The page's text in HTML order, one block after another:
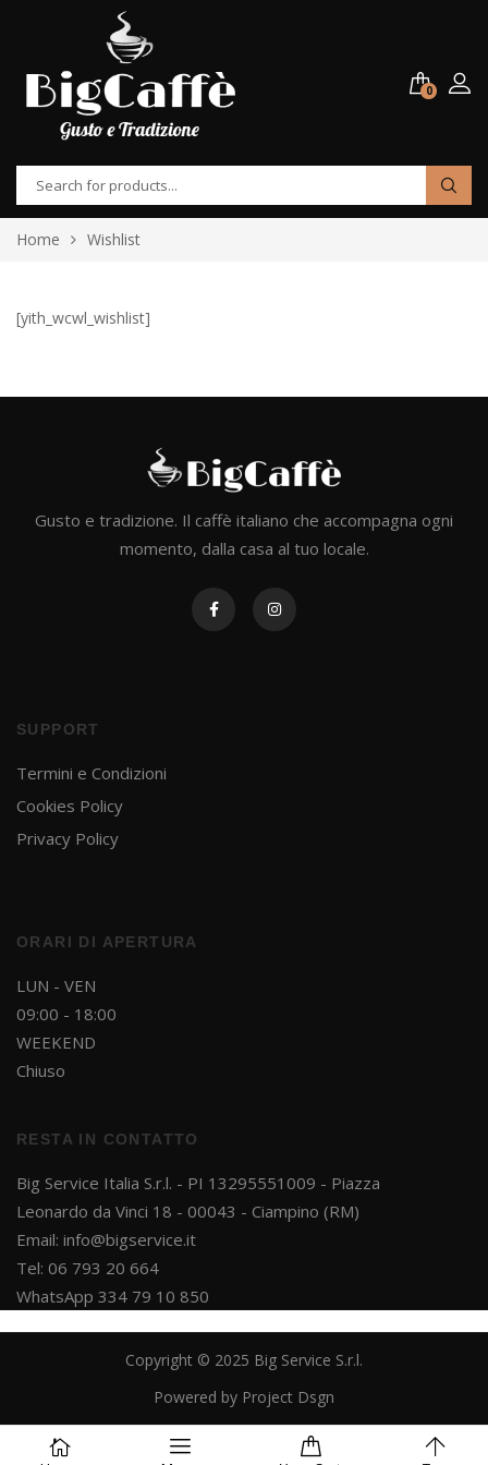
0
Home Wishlist
[yith_wcwl_wishlist]
Gusto e tradizione. Il caffè italiano che accompagna ogni
momento, dalla casa al tuo locale.
SUPPORT
Termini e Condizioni
Cookies Policy
Privacy Policy
ORARI DI APERTURA
LUN - VEN
09:00 - 18:00
WEEKEND
Chiuso
RESTA IN CONTATTO
Big Service Italia S.r.l. - PI 13295551009 - Piazza
Leonardo da Vinci 18 - 00043 - Ciampino (RM)
Email: info@bigservice.it
Tel: 06 793 20 664
WhatsApp 334 79 10 850
Copyright © 2025 Big Service S.r.l.
Powered by Project Dsgn
Ricevi in anteprima promozioni
sui nostri prodotti. Iscriviti subito
alla newsletter e ricevi un
sconto del 10%!